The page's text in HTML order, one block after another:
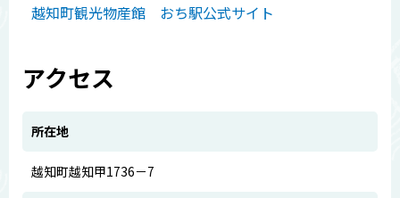
越知町観光物産館 おち駅公式サイト
アクセス
所在地
越知町越知甲1736－7